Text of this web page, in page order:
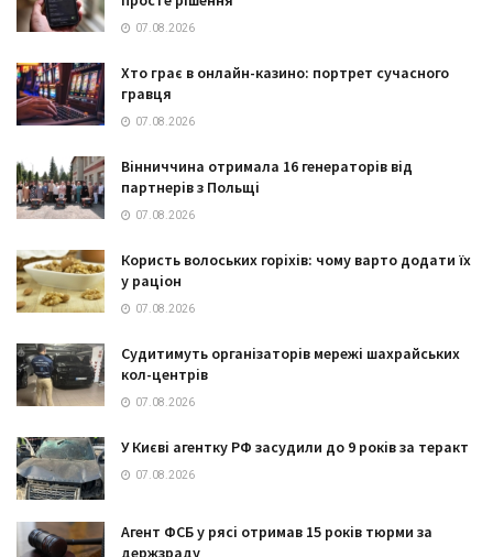
07.08.2026
Хто грає в онлайн-казино: портрет сучасного
гравця
07.08.2026
Вінниччина отримала 16 генераторів від
партнерів з Польщі
07.08.2026
Користь волоських горіхів: чому варто додати їх
у раціон
07.08.2026
Судитимуть організаторів мережі шахрайських
кол-центрів
07.08.2026
У Києві агентку РФ засудили до 9 років за теракт
07.08.2026
Агент ФСБ у рясі отримав 15 років тюрми за
держзраду